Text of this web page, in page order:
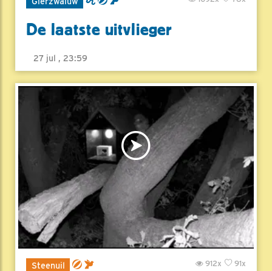
De laatste uitvlieger
27 jul , 23:59
Steenuil 91x
912x